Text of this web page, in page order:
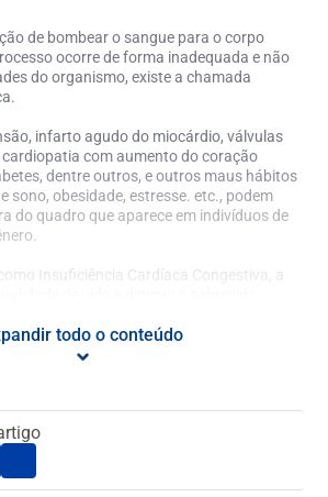
de bombear o sangue para o corpo
ocorre de forma inadequada e não
do organismo, existe a chamada
.
infarto agudo do miocárdio, válvulas
com aumento do coração
dentre outros, e outros maus hábitos
sono, obesidade, estresse. etc., podem
do quadro que aparece em indivíduos de
Insuficiência Cardíaca Congestiva,
a
cansaço, que dificulta o diagnóstico
são mais evidentes, como falta de ar,
cardíaca
se a mudança no estilo de vida e dieta
Para casos complexos, pode ser
todo o conteúdo